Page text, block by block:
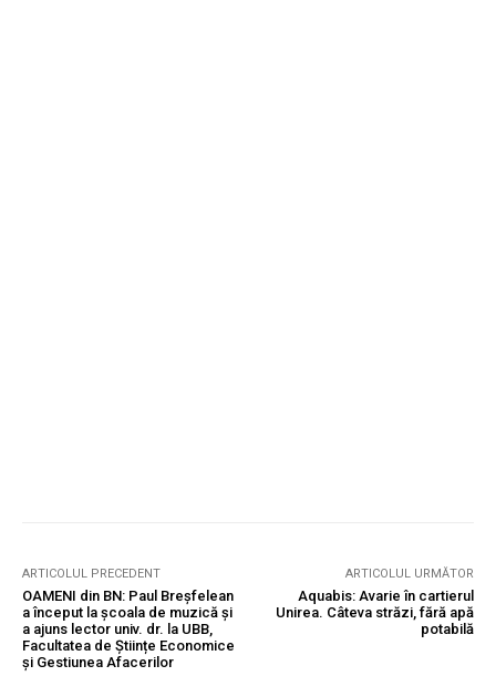
ARTICOLUL PRECEDENT
OAMENI din BN: Paul Breșfelean
a început la școala de muzică și
a ajuns lector univ. dr. la UBB,
Facultatea de Științe Economice
și Gestiunea Afacerilor
ARTICOLUL URMĂTOR
Aquabis: Avarie în cartierul
Unirea. Câteva străzi, fără apă
potabilă